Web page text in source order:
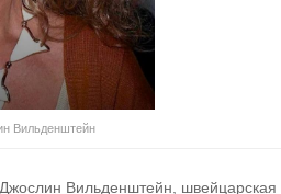
Вильденштейн
Джослин Вильденштейн, швейцарская